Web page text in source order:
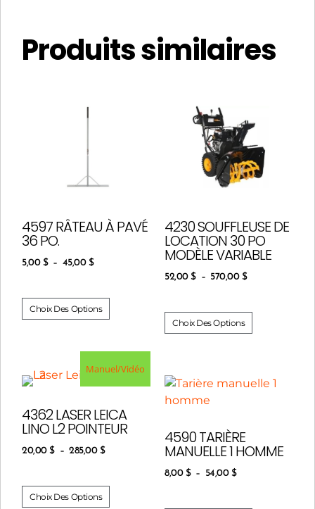
Produits similaires
4597 RÂTEAU À PAVÉ
36 PO.
5,00 $ – 45,00 $
Choix Des Options
4230 SOUFFLEUSE DE
LOCATION 30 PO
MODÈLE VARIABLE
52,00$ – 570,00 $
Choix Des Options
Manuel/Vidéo
4362 LASER LEICA
LINO L2 POINTEUR
20,00$ – 285,00 $
Choix Des Options
4590 TARIÈRE
MANUELLE 1 HOMME
8,00 $ – 54,00 $